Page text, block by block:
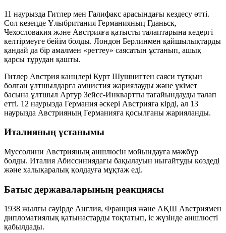
11 наурызда Гитлер мен Галифакс арасындағы кездесу өтті.
Сол кезеңде Ұлыбритания Германияның Гданьск,
Чехословакия және Австрияға қатысты талаптарына кедергі
келтірмеуге бейім болды. Лондон Берлинмен қайшылықтарды
қандай да бір амалмен «реттеу» саясатын ұстанып, ашық
қарсы тұрудан қашты.
Гитлер Австрия канцлері Курт Шушнигтен саяси тұтқын
болған ұлтшылдарға амнистия жариялауды және үкімет
басына ұлтшыл Артур Зейсс-Инквартты тағайындауды талап
етті. 12 наурызда Германия әскері Австрияға кірді, ал 13
наурызда Австрияның Германияға қосылғаны жарияланды.
Италияның ұстанымы
Муссолини Австрияның аншлюсін мойындауға мәжбүр
болды. Италия Абиссиниядағы бақылауын нығайтуды көздеді
және халықаралық қолдауға мұқтаж еді.
Батыс державаларының реакциясы
1938 жылғы сәуірде Англия, Франция және АҚШ Австриямен
дипломатиялық қатынастарды тоқтатып, іс жүзінде аншлюсті
қабылдады.